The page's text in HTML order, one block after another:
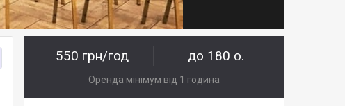
550 грн/год до 180 о.
Оренда мінімум від 1 година